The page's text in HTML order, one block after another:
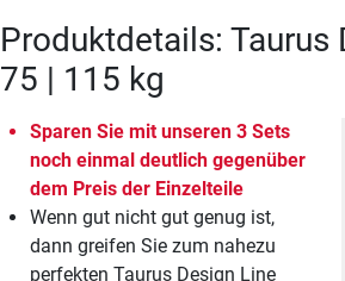
Produktdetails: Taurus
75 | 115 kg
Sparen Sie mit unseren 3 Sets
noch einmal deutlich gegenüber
dem Preis der Einzelteile
Wenn gut nicht gut genug ist,
dann greifen Sie zum nahezu
perfekten Taurus Design Line